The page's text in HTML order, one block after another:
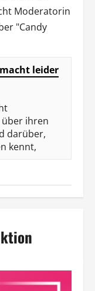
Moderatorin
"Candy
leider
ihren
darüber,
kennt,